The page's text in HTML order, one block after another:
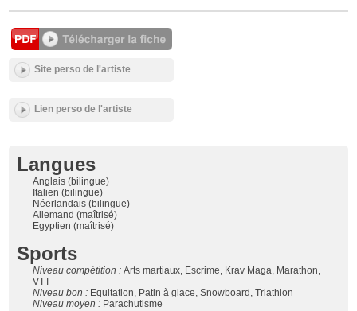
Langues
Anglais (bilingue)
Italien (bilingue)
Néerlandais (bilingue)
Allemand (maîtrisé)
Egyptien (maîtrisé)
Sports
Niveau compétition :Arts martiaux, Escrime, Krav Maga, Marathon,
VTT
Niveau bon : Equitation, Patin à glace, Snowboard, Triathlon
Niveau moyen : Parachutisme
Site perso de l'artiste
Lien perso de l'artiste